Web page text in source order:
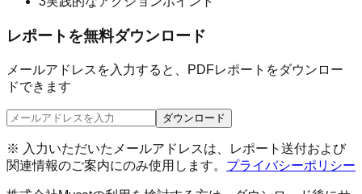
レポートを無料ダウンロード
メールアドレスを入力すると、PDFレポートをダウンロー
ドできます
ダウンロード
※ 入力いただいたメールアドレスは、レポート送付および
関連情報のご案内にのみ使用します。 プライバシーポリシー